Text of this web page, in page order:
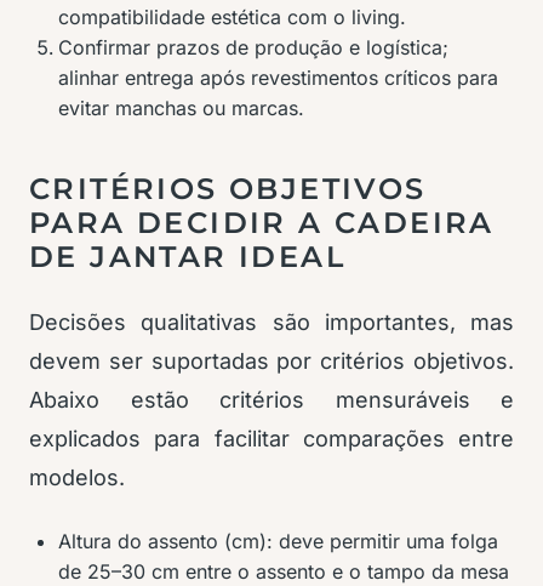
compatibilidade estética com o living.
Confirmar prazos de produção e logística;
alinhar entrega após revestimentos críticos para
evitar manchas ou marcas.
CRITÉRIOS OBJETIVOS
PARA DECIDIR A CADEIRA
DE JANTAR IDEAL
Decisões qualitativas são importantes, mas
devem ser suportadas por critérios objetivos.
Abaixo estão critérios mensuráveis e
explicados para facilitar comparações entre
modelos.
Altura do assento (cm): deve permitir uma folga
de 25–30 cm entre o assento e o tampo da mesa